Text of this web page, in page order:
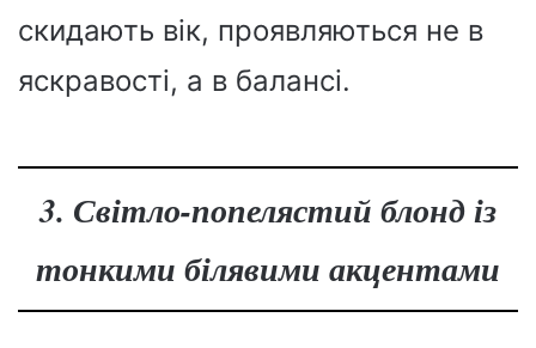
скидають вік, проявляються не в
яскравості, а в балансі.
3. Світло-попелястий блонд із
тонкими білявими акцентами